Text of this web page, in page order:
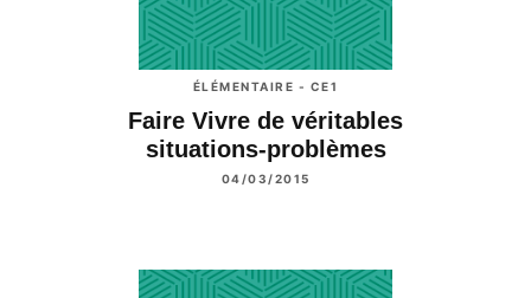
ÉLÉMENTAIRE - CE1
Faire Vivre de véritables
situations-problèmes
04/03/2015